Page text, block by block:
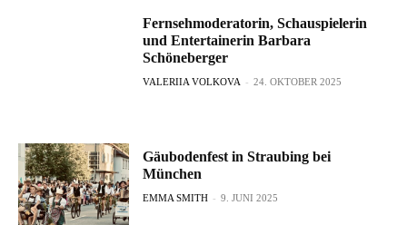
Fernsehmoderatorin, Schauspielerin
und Entertainerin Barbara
Schöneberger
VALERIIA VOLKOVA - 24. OKTOBER 2025
Gäubodenfest in Straubing bei
München
EMMA SMITH - 9. JUNI 2025